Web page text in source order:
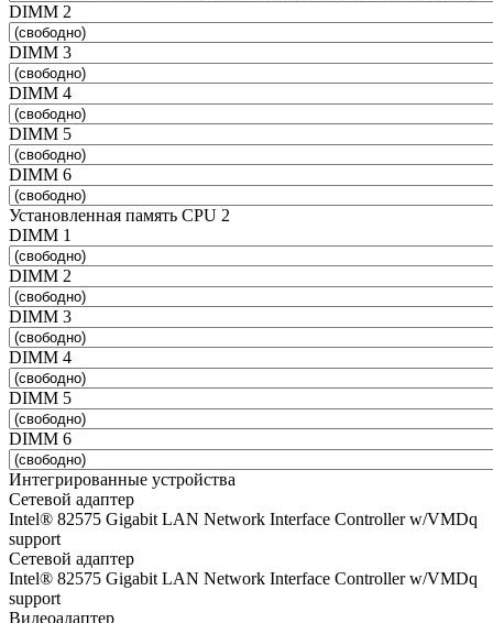
DIMM 2
DIMM 3
DIMM 4
DIMM 5
DIMM 6
Установленная память CPU 2
DIMM 1
DIMM 2
DIMM 3
DIMM 4
DIMM 5
DIMM 6
Интегрированные устройства
Сетевой адаптер
Intel® 82575 Gigabit LAN Network Interface Controller w/VMDq
support
Сетевой адаптер
Intel® 82575 Gigabit LAN Network Interface Controller w/VMDq
support
Видеоадаптер